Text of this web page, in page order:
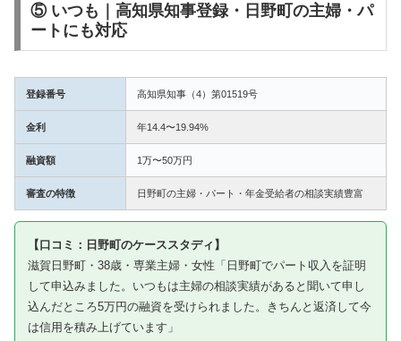
⑤ いつも｜高知県知事登録・日野町の主婦・パ
ートにも対応
登録番号 高知県知事（4）第01519号
金利 年14.4〜19.94%
融資額 1万〜50万円
審査の特徴 日野町の主婦・パート・年金受給者の相談実績豊富
【口コミ：日野町のケーススタディ】
滋賀日野町・38歳・専業主婦・女性「日野町でパート収入を証明
して申込みました。いつもは主婦の相談実績があると聞いて申し
込んだところ5万円の融資を受けられました。きちんと返済して今
は信用を積み上げています」